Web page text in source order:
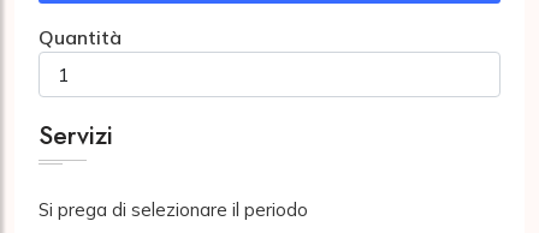
Quantità
Servizi
Si prega di selezionare il periodo